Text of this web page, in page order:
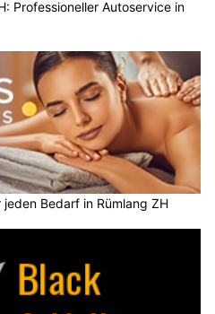
Professioneller Autoservice in
Bedarf in Rümlang ZH